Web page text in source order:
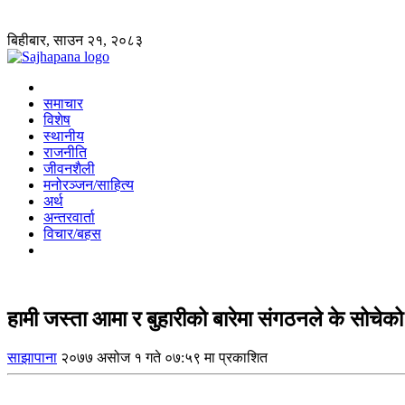
बिहीबार, साउन २१, २०८३
समाचार
विशेष
स्थानीय
राजनीति
जीवनशैली
मनोरञ्जन/साहित्य
अर्थ
अन्तरवार्ता
विचार/बहस
हामी जस्ता आमा र बुहारीको बारेमा संगठनले के
साझापाना २०७७ असोज १ गते ०७:५९ मा प्रकाशित